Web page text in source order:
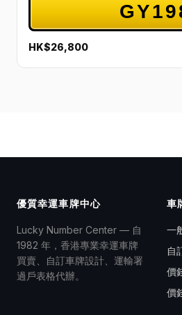
HK$26,800
優質幸運車牌中心
Lucky Number Center — 自
1982 年，香港專業幸運車牌
買賣、自訂車牌設計、運輸署
過戶表格代辦。
車
一
自
價
價